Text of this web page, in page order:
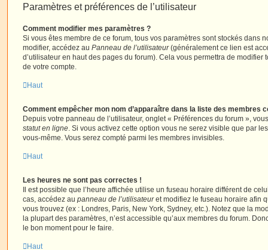
Paramètres et préférences de l’utilisateur
Comment modifier mes paramètres ?
Si vous êtes membre de ce forum, tous vos paramètres sont stockés dans
modifier, accédez au Panneau de l’utilisateur(généralement ce lien est
d’utilisateur en haut des pages du forum). Cela vous permettra de modifier
de votre compte.
Haut
Comment empêcher mon nom d’apparaître dans la liste des membres
Depuis votre panneau de l’utilisateur, onglet « Préférences du forum »,
statut en ligne. Si vous activez cette option vous ne serez visible que par
vous-même. Vous serez compté parmi les membres invisibles.
Haut
Les heures ne sont pas correctes !
Il est possible que l’heure affichée utilise un fuseau horaire différent de
cas, accédez au panneau de l’utilisateuret modifiez le fuseau horaire afin
vous trouvez (ex : Londres, Paris, New York, Sydney, etc.). Notez que la
la plupart des paramètres, n’est accessible qu’aux membres du forum.
le bon moment pour le faire.
Haut